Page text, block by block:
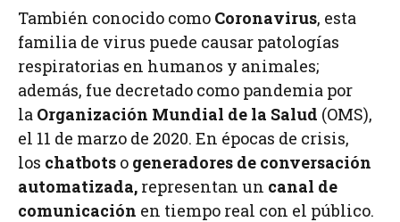
También conocido como Coronavirus, esta
familia de virus puede causar patologías
respiratorias en humanos y animales;
además, fue decretado como pandemia por
la Organización Mundial de la Salud (OMS),
el 11 de marzo de 2020. En épocas de crisis,
los chatbots o generadores de conversación
automatizada, representan un canal de
comunicación en tiempo real con el público.